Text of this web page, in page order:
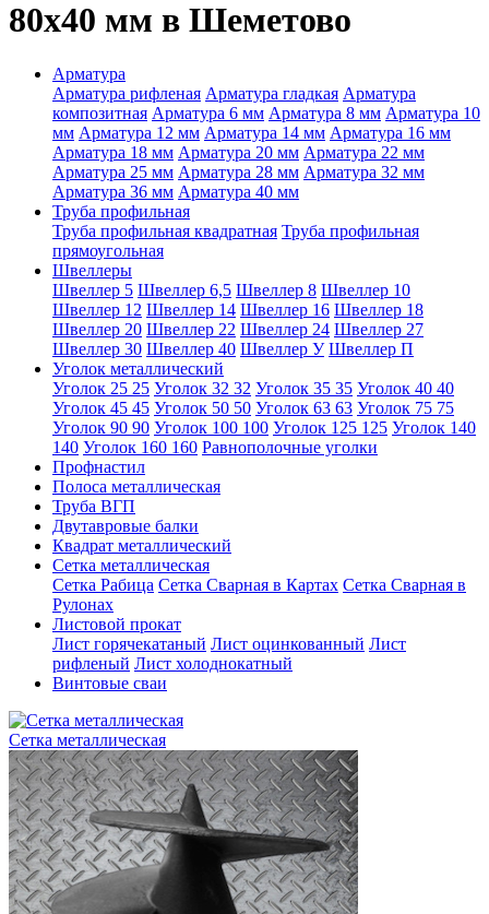
80х40 мм в Шеметово
Арматура
Арматура рифленая Арматура гладкая Арматура
композитная Арматура 6 мм Арматура 8 мм Арматура 10
мм Арматура 12 мм Арматура 14 мм Арматура 16 мм
Арматура 18 мм Арматура 20 мм Арматура 22 мм
Арматура 25 мм Арматура 28 мм Арматура 32 мм
Арматура 36 мм Арматура 40 мм
Труба профильная
Труба профильная квадратная Труба профильная
прямоугольная
Швеллеры
Швеллер 5 Швеллер 6,5 Швеллер 8 Швеллер 10
Швеллер 12 Швеллер 14 Швеллер 16 Швеллер 18
Швеллер 20 Швеллер 22 Швеллер 24 Швеллер 27
Швеллер 30 Швеллер 40 Швеллер У Швеллер П
Уголок металлический
Уголок 25 25 Уголок 32 32 Уголок 35 35 Уголок 40 40
Уголок 45 45 Уголок 50 50 Уголок 63 63 Уголок 75 75
Уголок 90 90 Уголок 100 100 Уголок 125 125 Уголок 140
140 Уголок 160 160 Равнополочные уголки
Профнастил
Полоса металлическая
Труба ВГП
Двутавровые балки
Квадрат металлический
Сетка металлическая
Сетка Рабица Сетка Сварная в Картах Сетка Сварная в
Рулонах
Листовой прокат
Лист горячекатаный Лист оцинкованный Лист
рифленый Лист холоднокатный
Винтовые сваи
Сетка металлическая